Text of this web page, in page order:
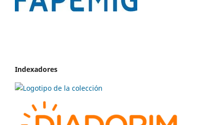
Indexadores